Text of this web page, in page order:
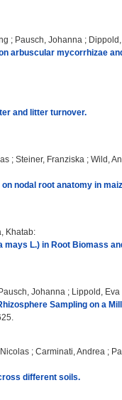
; Pausch, Johanna ;
arbuscular mycorrhizae
and litter turnover.
; Steiner, Franziska ; Wild,
nodal root anatomy in
Khatab:
mays L.) in Root Biomass
Pausch, Johanna ; Lippold, Eva
Sampling on a
; Carminati, Andrea ;
different soils.